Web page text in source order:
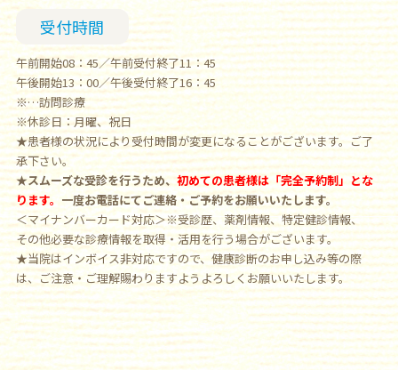
受付時間
午前開始08：45／午前受付終了11：45
午後開始13：00／午後受付終了16：45
※…訪問診療
※休診日：月曜、祝日
★患者様の状況により受付時間が変更になることがございます。ご了
承下さい。
★スムーズな受診を行うため、初めての患者様は「完全予約制」とな
ります。 一度お電話にてご連絡・ご予約をお願いいたします。
＜マイナンバーカード対応＞※受診歴、薬剤情報、特定健診情報、
その他必要な診療情報を取得・活用を行う場合がございます。
★当院はインボイス非対応ですので、健康診断のお申し込み等の際
は、ご注意・ご理解賜わりますようよろしくお願いいたします。